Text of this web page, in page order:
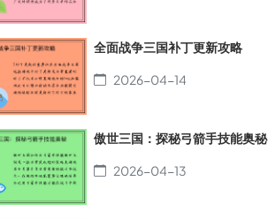
全面战争三国补丁更新攻略
2026-04-14
傲世三国：探秘弓箭手技能奥秘
2026-04-13